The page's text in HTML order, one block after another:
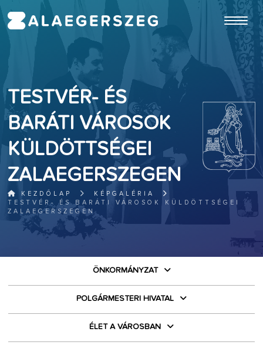
ugrás a fő tartalomhoz
TESTVÉR- ÉS
BARÁTI VÁROSOK
KÜLDÖTTSÉGEI
ZALAEGERSZEGEN
KEZDŐLAP
KÉPGALÉRIA
TESTVÉR- ÉS BARÁTI VÁROSOK KÜLDÖTTSÉGEI
ZALAEGERSZEGEN
ÖNKORMÁNYZAT
POLGÁRMESTERI HIVATAL
ÉLET A VÁROSBAN